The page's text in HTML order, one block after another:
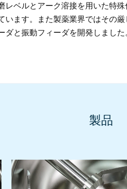
ベルとアーク溶接を用いた特
ます。また製薬業界ではその
と振動フィーダを開発しました
製品